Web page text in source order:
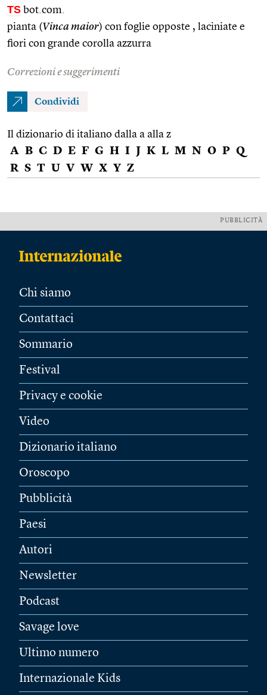
TS bot.com.
pianta (Vinca maior) con foglie opposte , laciniate e
fiori con grande corolla azzurra
Correzioni e suggerimenti
Condividi
Il dizionario di italiano dalla a alla z
A B C D E F G H I J K L M N O P Q
R S T U V W X Y Z
PUBBLICITÀ
Chi siamo
Contattaci
Sommario
Festival
Privacy e cookie
Video
Dizionario italiano
Oroscopo
Pubblicità
Paesi
Autori
Newsletter
Podcast
Savage love
Ultimo numero
Internazionale Kids